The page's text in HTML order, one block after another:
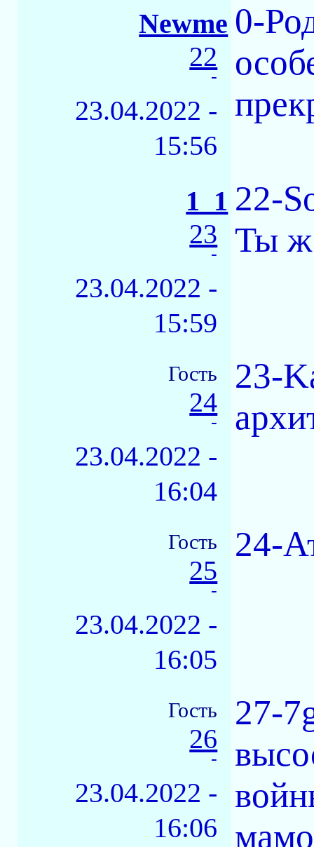
Newme
22
-
23.04.2022 -
15:56
0-
1_1
23
-
23.04.2022 -
15:59
22-
Ты
Гость
24
-
23.04.2022 -
16:04
23-
Гость
25
-
23.04.2022 -
16:05
24-
Гость
26
-
23.04.2022 -
16:06
27-